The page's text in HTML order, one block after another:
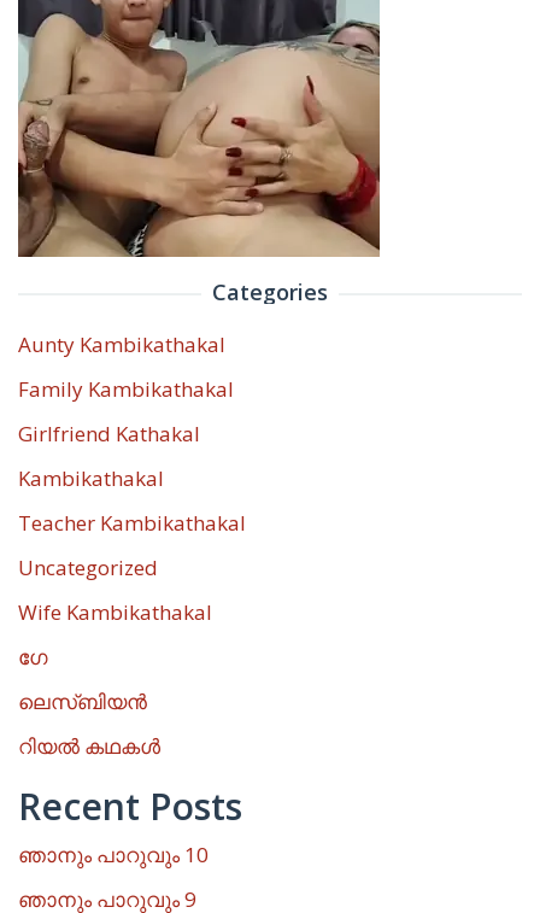
Categories
Aunty Kambikathakal
Family Kambikathakal
Girlfriend Kathakal
Kambikathakal
Teacher Kambikathakal
Uncategorized
Wife Kambikathakal
ഗേ
ലെസ്ബിയൻ
റിയൽ കഥകൾ
Recent Posts
ഞാനും പാറുവും 10
ഞാനും പാറുവും 9